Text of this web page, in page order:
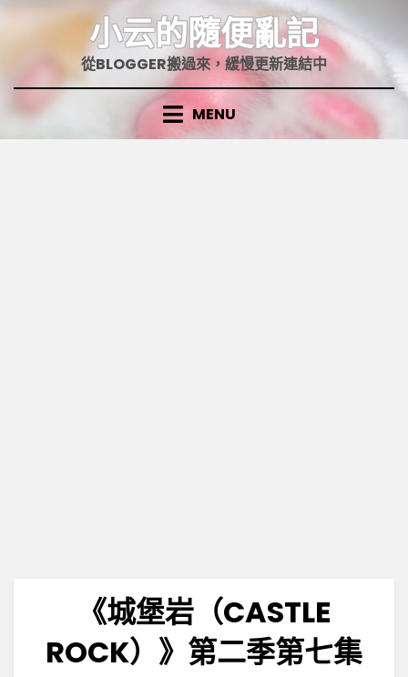
小云的隨便亂記
從BLOGGER搬過來，緩慢更新連結中
MENU
《城堡岩（CASTLE
ROCK）》第二季第七集